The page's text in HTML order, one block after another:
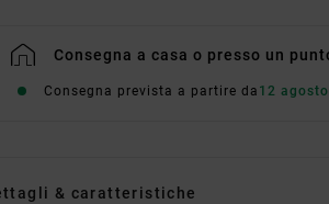
Consegna a casa o presso un
Consegna prevista a partire da 12 agosto
& caratteristiche